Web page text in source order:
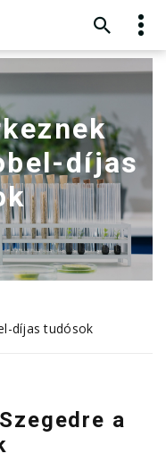
díjas
díjas tudósok
a